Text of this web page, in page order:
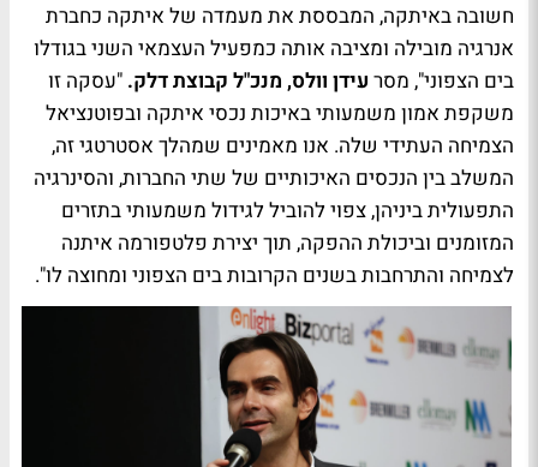
חשובה באיתקה, המבססת את מעמדה של איתקה כחברת
אנרגיה מובילה ומציבה אותה כמפעיל העצמאי השני בגודלו
בים הצפוני", מסר עידן וולס, מנכ"ל קבוצת דלק. "עסקה זו
משקפת אמון משמעותי באיכות נכסי איתקה ובפוטנציאל
הצמיחה העתידי שלה. אנו מאמינים שמהלך אסטרטגי זה,
המשלב בין הנכסים האיכותיים של שתי החברות, והסינרגיה
התפעולית ביניהן, צפוי להוביל לגידול משמעותי בתזרים
המזומנים וביכולת ההפקה, תוך יצירת פלטפורמה איתנה
לצמיחה והתרחבות בשנים הקרובות בים הצפוני ומחוצה לו".